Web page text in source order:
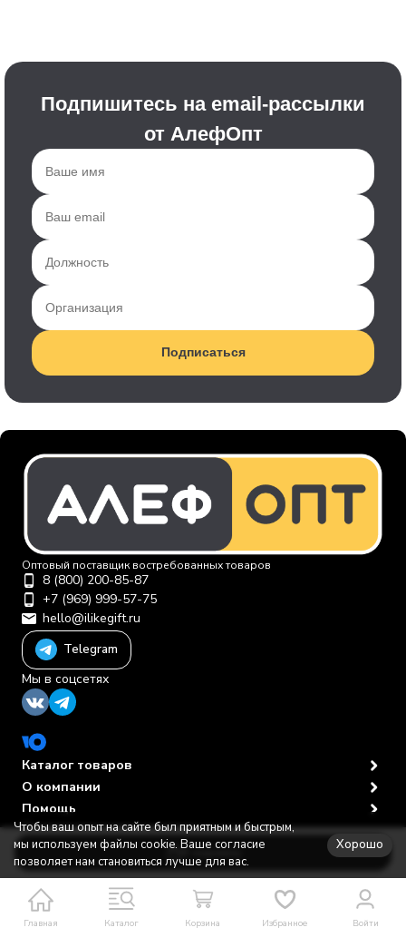
В корзину
Подпишитесь на email-рассылки
от АлефОпт
Подписаться
Главная Каталог Корзина Избранное Войти
Оптовый поставщик востребованных товаров
8 (800) 200-85-87
+7 (969) 999-57-75
hello@ilikegift.ru
Telegram
Мы в соцсетях
Каталог товаров
О компании
Помощь
Политика персональных данных
© 2012-2026 ООО "Первая торговая компания"
Чтобы ваш опыт на сайте был приятным и быстрым,
мы используем файлы cookie. Ваше согласие
позволяет нам становиться лучше для вас.
Хорошо